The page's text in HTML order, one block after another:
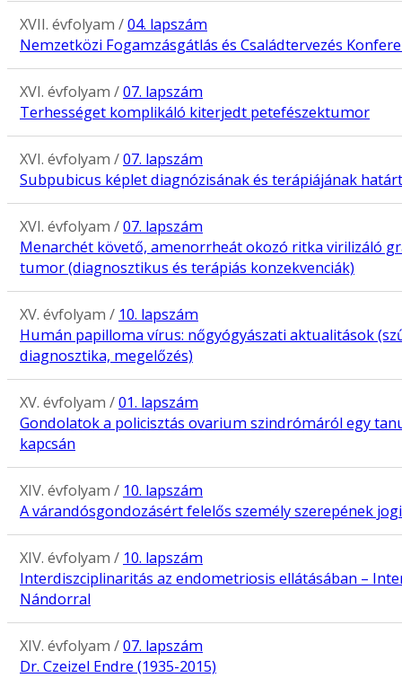
XVII. évfolyam /04. lapszám
Nemzetközi Fogamzásgátlás és Családtervezés
XVI. évfolyam /07. lapszám
Terhességet komplikáló kiterjedt petefészektumor
XVI. évfolyam /07. lapszám
Subpubicus képlet diagnózisának és terápiájának
XVI. évfolyam /07. lapszám
Menarchét követő, amenorrheát okozó ritka virilizáló
tumor (diagnosztikus és terápiás konzekvenciák)
XV. évfolyam / 10. lapszám
Humán papilloma vírus: nőgyógyászati aktualitások
diagnosztika, megelőzés)
XV. évfolyam /01. lapszám
Gondolatok a policisztás ovarium szindrómáról egy
kapcsán
XIV. évfolyam / 10. lapszám
A várandósgondozásért felelős személy szerepének
XIV. évfolyam / 10. lapszám
Interdiszciplinaritás az endometriosis ellátásában –
Nándorral
XIV. évfolyam /07. lapszám
Dr. Czeizel Endre (1935-2015)